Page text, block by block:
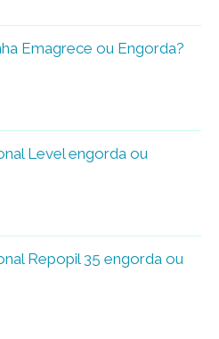
Emagrece ou Engorda?
Level engorda ou
Repopil 35 engorda ou